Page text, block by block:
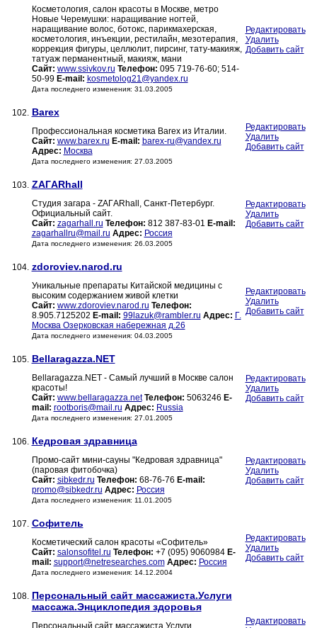
Косметология, салон красоты в Москве, метро
Новые Черемушки: наращивание ногтей,
наращивание волос, ботокс, парикмахерская,
косметология, инъекции, рестилайн, мезотерапия,
коррекция фигуры, целлюлит, пирсинг, тату-макияж,
татуаж перманентный, макияж, мани
Сайт: www.ssivkov.ru Телефон: 095 719-76-60; 514-
50-99 E-mail: kosmetolog21@yandex.ru
Дата последнего изменения: 31.03.2005
Редактировать
Удалить
Добавить сайт
102. Barex
Профессиональная косметика Barex из Италии.
Сайт: www.barex.ru E-mail: barex-ru@yandex.ru
Адрес: Москва
Дата последнего изменения: 27.03.2005
Редактировать
Удалить
Добавить сайт
103. ZAГARhall
Студия загара - ZAГARhall, Санкт-Петербург.
Официальный сайт.
Сайт: zagarhall.ru Телефон: 812 387-83-01 E-mail:
zagarhallru@mail.ru Адрес: Россия
Дата последнего изменения: 26.03.2005
Редактировать
Удалить
Добавить сайт
104. zdoroviev.narod.ru
Уникальные препараты Китайской медицины с
высоким содержанием живой клетки
Сайт: www.zdoroviev.narod.ru Телефон:
8.905.7125202 E-mail: 99lazuk@rambler.ru Адрес: Г.
Москва Озерковская набережная д.26
Дата последнего изменения: 04.03.2005
Редактировать
Удалить
Добавить сайт
105. Bellaragazza.NET
Bellaragazza.NET - Самый лучший в Москве салон
красоты!
Сайт: www.bellaragazza.net Телефон: 5063246 E-
mail: rootboris@mail.ru Адрес: Russia
Дата последнего изменения: 27.01.2005
Редактировать
Удалить
Добавить сайт
106. Кедровая здравница
Промо-сайт мини-сауны "Кедровая здравница"
(паровая фитобочка)
Сайт: sibkedr.ru Телефон: 68-76-76 E-mail:
promo@sibkedr.ru Адрес: Россия
Дата последнего изменения: 11.01.2005
Редактировать
Удалить
Добавить сайт
107. Софитель
Косметический салон красоты «Софитель»
Сайт: salonsofitel.ru Телефон: +7 (095) 9060984 E-
mail: support@netresearches.com Адрес: Россия
Дата последнего изменения: 14.12.2004
Редактировать
Удалить
Добавить сайт
108. Персональный сайт массажиста.Услуги
массажа.Энциклопедия здоровья
Редактировать